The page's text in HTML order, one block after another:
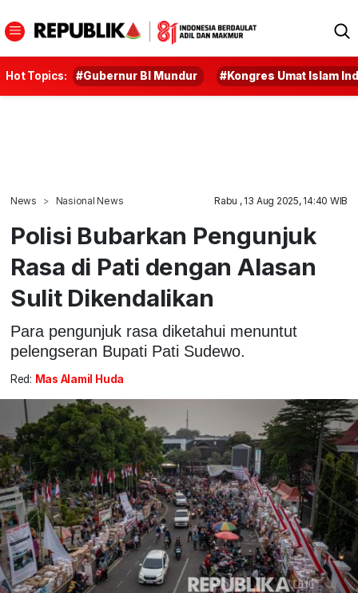
Hot Topics: #Gubernur BI Mundur #Kongres Umat Islam
News Nasional News Rabu , 13 Aug 2025, 14:40 WIB
Polisi Bubarkan Pengunjuk
Rasa di Pati dengan Alasan
Sulit Dikendalikan
Para pengunjuk rasa diketahui menuntut
pelengseran Bupati Pati Sudewo.
Red: Mas Alamil Huda